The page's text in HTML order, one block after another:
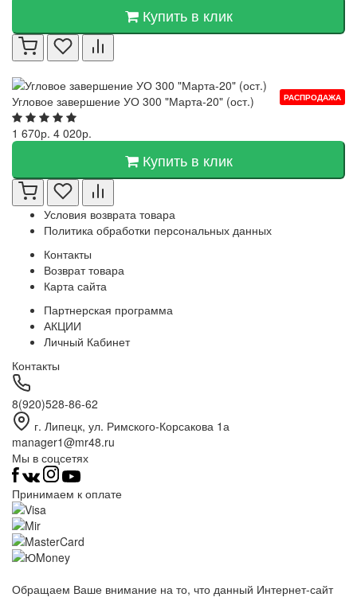
Купить в клик
РАСПРОДАЖА
Угловое завершение УО 300 "Марта-20" (ост.)
1 670р. 4 020р.
Купить в клик
Условия возврата товара
Политика обработки персональных данных
Контакты
Возврат товара
Карта сайта
Партнерская программа
АКЦИИ
Личный Кабинет
Контакты
8(920)528-86-62
г. Липецк, ул. Римского-Корсакова 1а
manager1@mr48.ru
Мы в соцсетях
Принимаем к оплате
Обращаем Ваше внимание на то, что данный Интернет-сайт